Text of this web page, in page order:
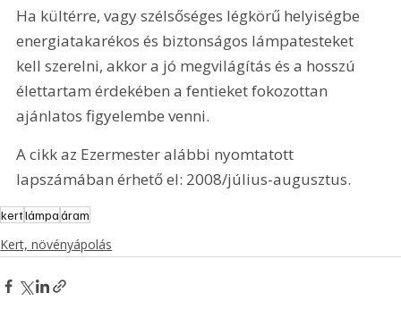
Ha kültérre, vagy szélsőséges légkörű helyiségbe
energiatakarékos és biztonságos lámpatesteket
kell szerelni, akkor a jó megvilágítás és a hosszú
élettartam érdekében a fentieket fokozottan
ajánlatos figyelembe venni.
A cikk az Ezermester alábbi nyomtatott
lapszámában érhető el: 2008/július-augusztus.
kertlámpaáram
Kert, növényápolás